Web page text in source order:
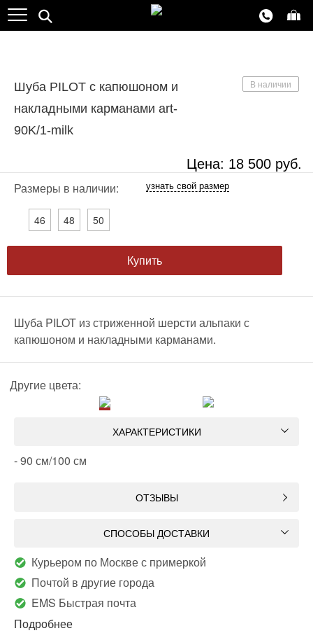
В наличии
Шуба PILOT с капюшоном и
накладными карманами art-
90K/1-milk
Цена: 18 500 руб.
Размеры в наличии:
46 48 50
узнать свой размер
Купить
Шуба PILOT из стриженной шерсти альпаки с
капюшоном и накладными карманами.
Другие цвета:
ХАРАКТЕРИСТИКИ
- 90 см/100 см
ОТЗЫВЫ
СПОСОБЫ ДОСТАВКИ
Курьером по Москве с примеркой
Почтой в другие города
EMS Быстрая почта
Подробнее